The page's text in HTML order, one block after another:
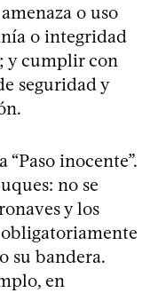
o uso
o integridad
y cumplir con
seguridad y
inocente”.
no se
y los
su bandera.
en